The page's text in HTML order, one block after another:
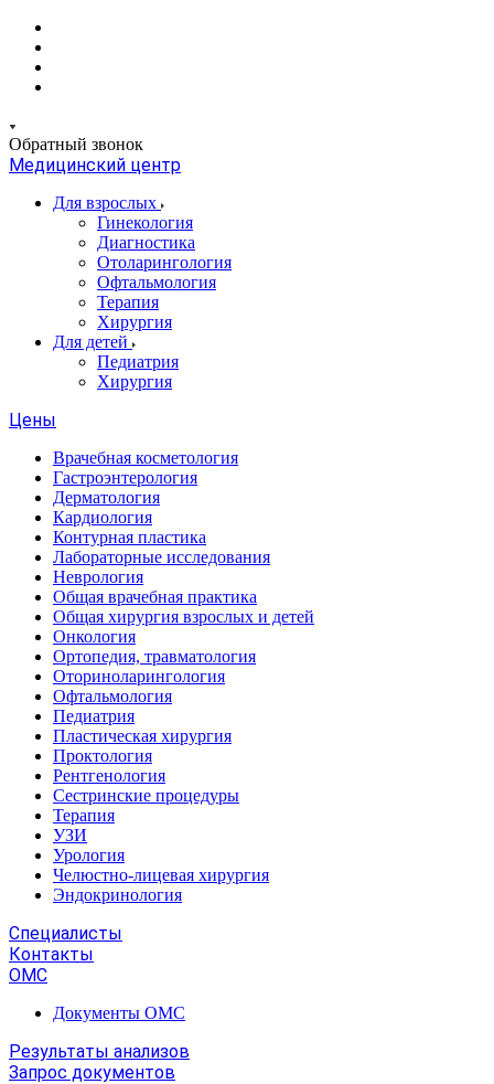
Обратный звонок
Медицинский центр
Для взрослых
Гинекология
Диагностика
Отоларингология
Офтальмология
Терапия
Хирургия
Для детей
Педиатрия
Хирургия
Цены
Врачебная косметология
Гастроэнтерология
Дерматология
Кардиология
Контурная пластика
Лабораторные исследования
Неврология
Общая врачебная практика
Общая хирургия взрослых и детей
Онкология
Ортопедия, травматология
Оториноларингология
Офтальмология
Педиатрия
Пластическая хирургия
Проктология
Рентгенология
Сестринские процедуры
Терапия
УЗИ
Урология
Челюстно-лицевая хирургия
Эндокринология
Специалисты
Контакты
ОМС
Документы ОМС
Результаты анализов
Запрос документов